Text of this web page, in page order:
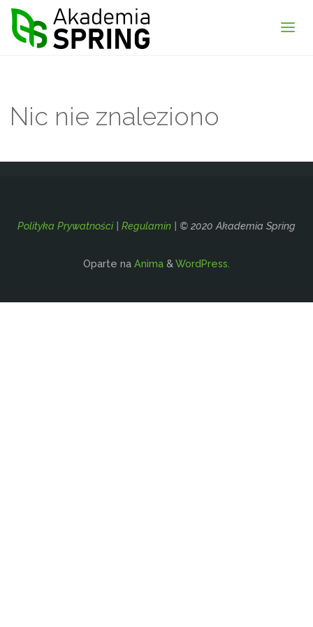
Nic nie znaleziono
Polityka Prywatności| Regulamin | © 2020 Akademia Spring
Oparte na Anima & WordPress.